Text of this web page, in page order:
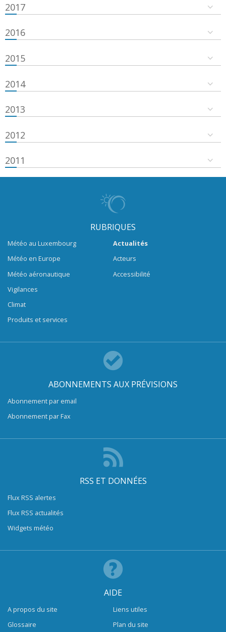
2017
2016
2015
2014
2013
2012
2011
RUBRIQUES
Météo au Luxembourg
Météo en Europe
Météo aéronautique
Vigilances
Climat
Produits et services
Actualités
Acteurs
Accessibilité
ABONNEMENTS AUX PRÉVISIONS
Abonnement par email
Abonnement par Fax
RSS ET DONNÉES
Flux RSS alertes
Flux RSS actualités
Widgets météo
AIDE
A propos du site
Glossaire
Liens utiles
Plan du site